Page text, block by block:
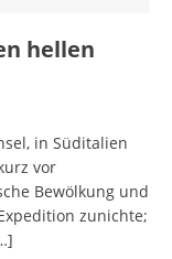
hellen
in Süditalien
vor
Bewölkung und
zunichte;